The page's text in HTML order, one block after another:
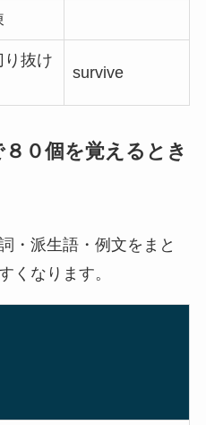
り抜け
survive
０個を覚えるとき
・派生語・例文をまと
くなります。